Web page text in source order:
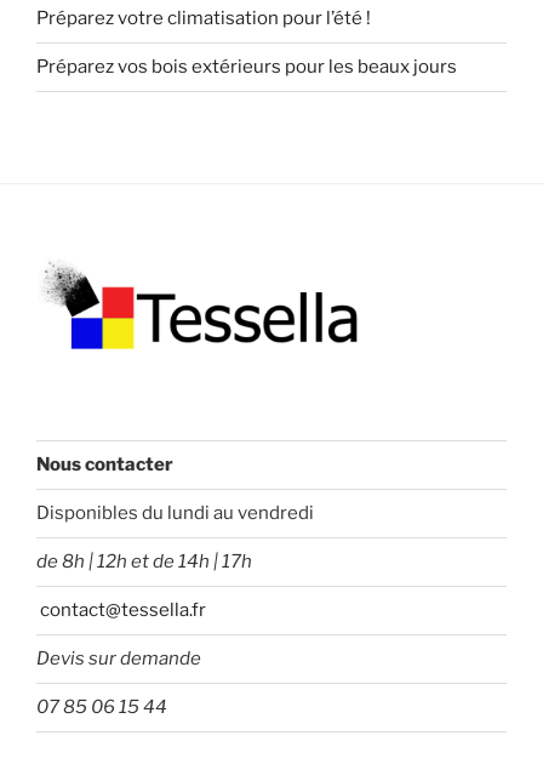
Préparez votre climatisation pour l’été !
Préparez vos bois extérieurs pour les beaux jours
Nous contacter
Disponibles du lundi au vendredi
de 8h | 12h et de 14h | 17h
contact@tessella.fr
Devis sur demande
07 85 06 15 44